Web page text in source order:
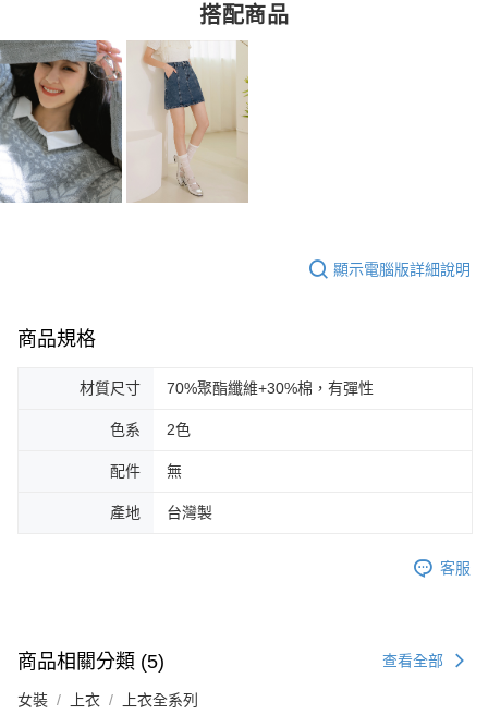
搭配商品
顯示電腦版詳細說明
商品規格
材質尺寸 70%聚酯纖維+30%棉，有彈性
色系 2色
配件 無
產地 台灣製
客服
商品相關分類 (5) 查看全部
女裝 上衣 上衣全系列